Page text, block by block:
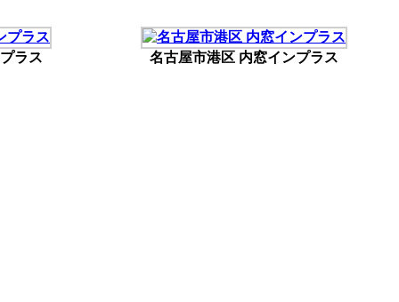
ラス 名古屋市港区 内窓インプラス